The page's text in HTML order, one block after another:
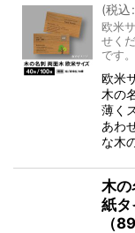
(税込:
欧米
せく
です。
欧米
木の
薄く
あわ
な木
木の
紙
（